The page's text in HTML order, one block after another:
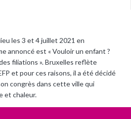
les 3 et 4 juillet 2021 en
annoncé est « Vouloir un enfant ?
filiations ». Bruxelles reflète
et pour ces raisons, il a été décidé
congrès dans cette ville qui
et chaleur.